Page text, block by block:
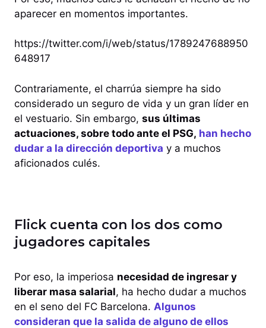
aparecer en momentos importantes.
https://twitter.com/i/web/status/1789247688950
648917
Contrariamente, el charrúa siempre ha sido
considerado un seguro de vida y un gran líder en
el vestuario. Sin embargo, sus últimas
actuaciones, sobre todo ante el PSG, han hecho
dudar a la dirección deportiva y a muchos
aficionados culés.
Flick cuenta con los dos como
jugadores capitales
Por eso, la imperiosa necesidad de ingresar y
liberar masa salarial, ha hecho dudar a muchos
en el seno del FC Barcelona. Algunos
consideran que la salida de alguno de ellos